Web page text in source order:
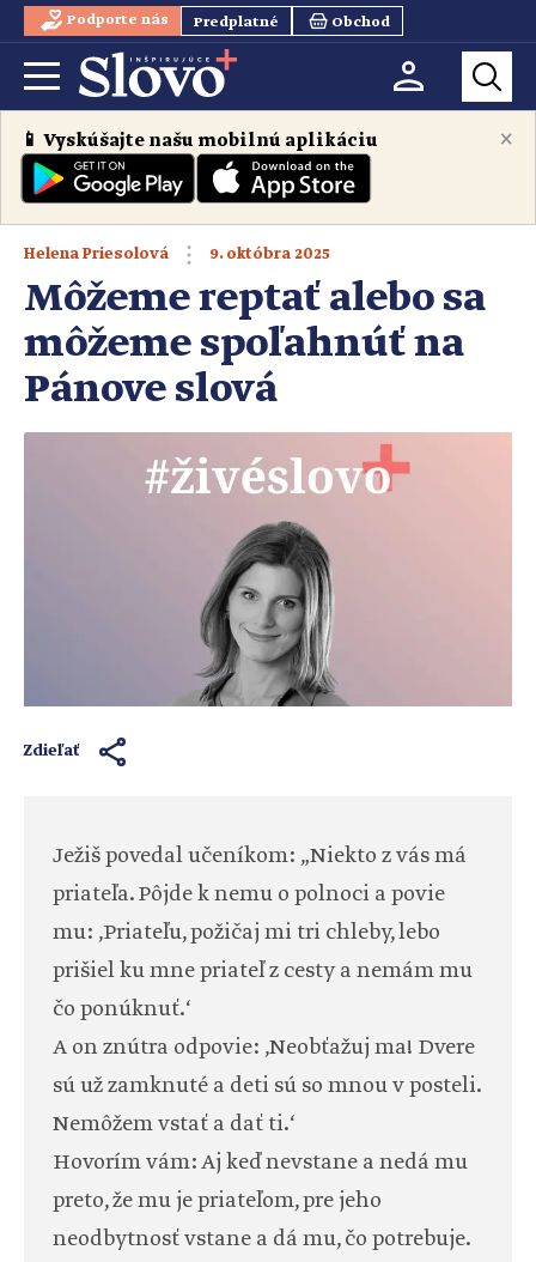
Podporte nás Predplatné Obchod
×
📱 Vyskúšajte našu mobilnú aplikáciu
Helena Priesolová 9. októbra 2025
Môžeme reptať alebo sa
môžeme spoľahnúť na
Pánove slová
Zdieľať
Ježiš povedal učeníkom: „Niekto z vás má
priateľa. Pôjde k nemu o polnoci a povie
mu: ‚Priateľu, požičaj mi tri chleby, lebo
prišiel ku mne priateľ z cesty a nemám mu
čo ponúknuť.‘
A on znútra odpovie: ‚Neobťažuj ma! Dvere
sú už zamknuté a deti sú so mnou v posteli.
Nemôžem vstať a dať ti.‘
Hovorím vám: Aj keď nevstane a nedá mu
preto, že mu je priateľom, pre jeho
neodbytnosť vstane a dá mu, čo potrebuje.